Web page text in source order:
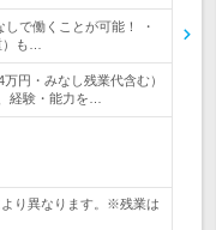
で働くことが可能！ ・
も…
円・みなし残業代含む）
経験・能力を…
り異なります。※残業は